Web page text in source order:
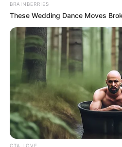
Nama Panggung: Alifhia Fitri
Nama Panggilan: Fhia
Tempat, Tanggal Lahir: Bogor,
Kewarganegaraan: Indonesia
Agama: Islam
Profesi: TikToker
Hobi: Bernyanyi
Facebook: –
BRAINBERRIES
These Wedding Dance Moves
CTA LOVE